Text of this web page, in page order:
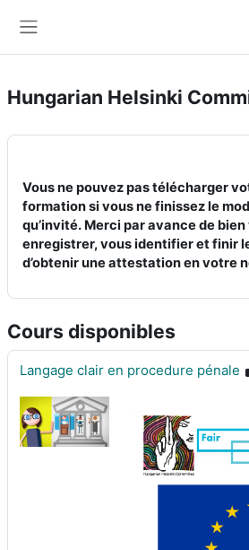
Hungarian Helsinki
Vous ne pouvez pas télécharger
formation si vous ne finissez le
qu’invité. Merci par avance de
enregistrer, vous identifier et finir
d’obtenir une attestation en votre
Cours disponibles
Langage clair en procedure pénale